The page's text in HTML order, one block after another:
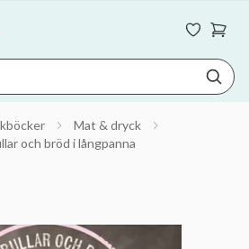
Mat & dryck
och bröd i långpanna